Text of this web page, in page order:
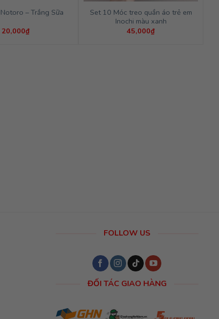
– Trắng Sữa
20,000₫
Set 10 Móc treo quần áo trẻ em
Inochi màu xanh
45,000₫
FOLLOW US
ĐỐI TÁC GIAO HÀNG